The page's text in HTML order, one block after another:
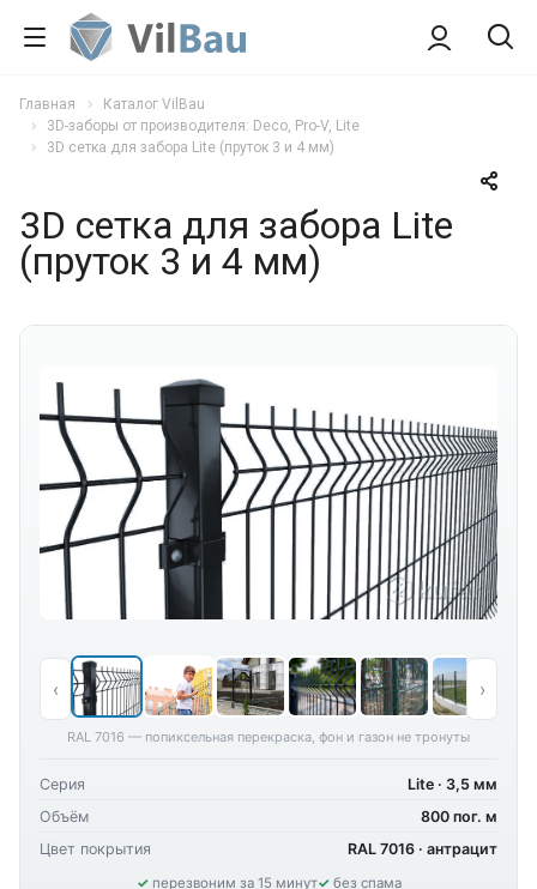
Главная
Каталог VilBau
3D-заборы от производителя: Deco, Pro-V, Lite
3D сетка для забора Lite (пруток 3 и 4 мм)
3D сетка для забора Lite
(пруток 3 и 4 мм)
‹ ›
RAL 7016 — попиксельная перекраска, фон и газон не тронуты
Серия
Lite · 3,5 мм
Объём
800 пог. м
Цвет покрытия
RAL 7016 · антрацит
перезвоним за 15 минут
без спама